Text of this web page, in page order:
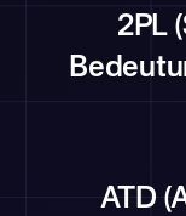
2PL
ATD